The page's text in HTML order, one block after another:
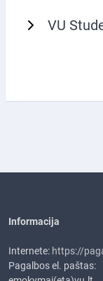
VU
Informacija
Internete: https://
Pagalbos el. paštas: